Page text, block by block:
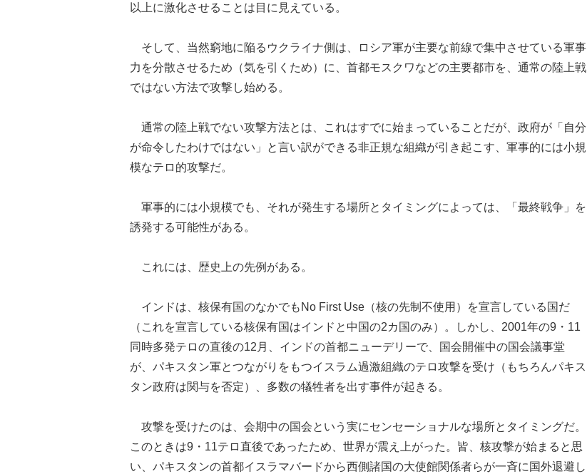
以上に激化させることは目に見えている。
そして、当然窮地に陥るウクライナ側は、ロシア軍が主要な前線で集中させている軍事
力を分散させるため（気を引くため）に、首都モスクワなどの主要都市を、通常の陸上戦
ではない方法で攻撃し始める。
通常の陸上戦でない攻撃方法とは、これはすでに始まっていることだが、政府が「自分
が命令したわけではない」と言い訳ができる非正規な組織が引き起こす、軍事的には小規
模なテロ的攻撃だ。
軍事的には小規模でも、それが発生する場所とタイミングによっては、「最終戦争」を
誘発する可能性がある。
これには、歴史上の先例がある。
インドは、核保有国のなかでもNo First Use（核の先制不使用）を宣言している国だ
（これを宣言している核保有国はインドと中国の2カ国のみ）。しかし、2001年の9・11
同時多発テロの直後の12月、インドの首都ニューデリーで、国会開催中の国会議事堂
が、パキスタン軍とつながりをもつイスラム過激組織のテロ攻撃を受け（もちろんパキス
タン政府は関与を否定）、多数の犠牲者を出す事件が起きる。
攻撃を受けたのは、会期中の国会という実にセンセーショナルな場所とタイミングだ。
このときは9・11テロ直後であったため、世界が震え上がった。皆、核攻撃が始まると思
い、パキスタンの首都イスラマバードから西側諸国の大使館関係者らが一斉に国外退避し